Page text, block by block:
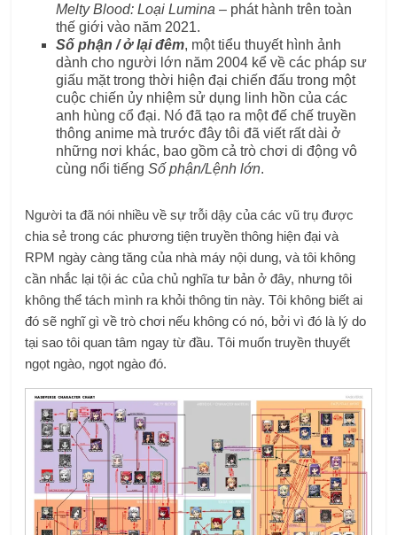
Melty Blood: Loại Lumina – phát hành trên toàn
thế giới vào năm 2021.
Số phận / ở lại đêm, một tiểu thuyết hình ảnh
dành cho người lớn năm 2004 kể về các pháp sư
giấu mặt trong thời hiện đại chiến đấu trong một
cuộc chiến ủy nhiệm sử dụng linh hồn của các
anh hùng cổ đại. Nó đã tạo ra một đế chế truyền
thông anime mà trước đây tôi đã viết rất dài ở
những nơi khác, bao gồm cả trò chơi di động vô
cùng nổi tiếngSố phận/Lệnh lớn.
Người ta đã nói nhiều về sự trỗi dậy của các vũ trụ được
chia sẻ trong các phương tiện truyền thông hiện đại và
RPM ngày càng tăng của nhà máy nội dung, và tôi không
cần nhắc lại tội ác của chủ nghĩa tư bản ở đây, nhưng tôi
không thể tách mình ra khỏi thông tin này. Tôi không biết ai
đó sẽ nghĩ gì về trò chơi nếu không có nó, bởi vì đó là lý do
tại sao tôi quan tâm ngay từ đầu. Tôi muốn truyền thuyết
ngọt ngào, ngọt ngào đó.